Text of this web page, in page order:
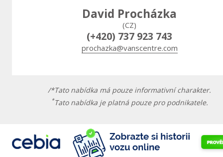
David Procházka
(CZ)
(+420) 737 923 743
prochazka@vanscentre.com
/*Tato nabídka má pouze informativní charakter.
*Tato nabídka je platná pouze pro podnikatele.